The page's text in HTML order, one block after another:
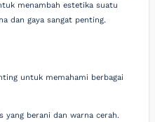
menambah estetika suatu
dan gaya sangat penting.
untuk memahami berbagai
yang berani dan warna cerah.